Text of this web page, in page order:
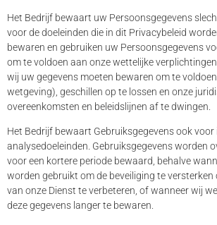
Het Bedrijf bewaart uw Persoonsgegevens
voor de doeleinden die in dit Privacybeleid
bewaren en gebruiken uw Persoonsgegevens
om te voldoen aan onze wettelijke
wij uw gegevens moeten bewaren om te
wetgeving), geschillen op te lossen en onze
overeenkomsten en beleidslijnen af ​​te dwingen.
Het Bedrijf bewaart Gebruiksgegevens ook voor
analysedoeleinden. Gebruiksgegevens worden
voor een kortere periode bewaard, behalve
worden gebruikt om de beveiliging te
van onze Dienst te verbeteren, of wanneer wij
deze gegevens langer te bewaren.